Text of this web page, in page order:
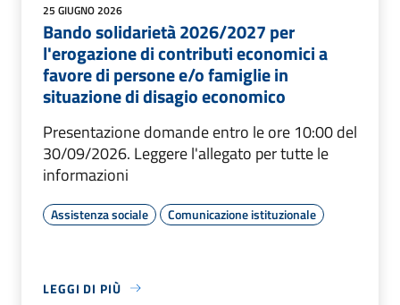
25 GIUGNO 2026
Bando solidarietà 2026/2027 per
l'erogazione di contributi economici a
favore di persone e/o famiglie in
situazione di disagio economico
Presentazione domande entro le ore 10:00 del
30/09/2026. Leggere l'allegato per tutte le
informazioni
Assistenza sociale Comunicazione istituzionale
LEGGI DI PIÙ